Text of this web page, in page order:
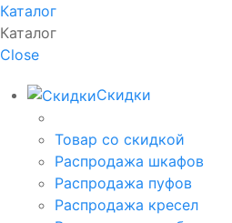
Каталог
Каталог
Close
Скидки
Товар со скидкой
Распродажа шкафов
Распродажа пуфов
Распродажа кресел